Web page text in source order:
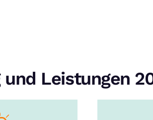
und Leistungen